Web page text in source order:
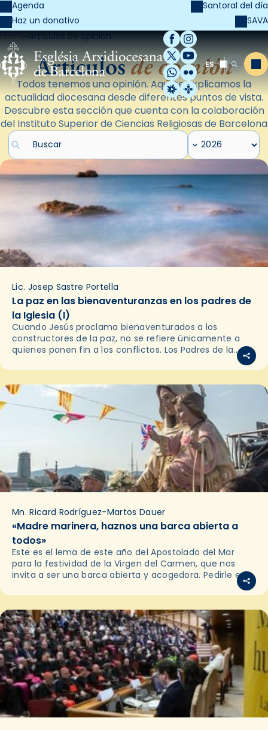
Agenda
Haz un donativo
Santoral del día
SAVA
Facebook
Instagram
X / Twitter
YouTube
WhatsApp
Flickr
Radio Estel
Catalunya
ES Buscar
Home Artículos de opinión
Artículosde opinión
Todos tenemos una opinión. Aquí te explicamos la
actualidad diocesana desde diferentes puntos de vista.
Descubre esta sección que cuenta con la colaboración
del Instituto Superior de Ciencias Religiosas de Barcelona
Buscar artículos
Filtrar por año
Lic. Josep Sastre Portella
La paz en las bienaventuranzas en los padres de
la Iglesia (I)
Cuando Jesús proclama bienaventurados a los
constructores de la paz, no se refiere únicamente a
quienes ponen fin a los conflictos. Los Padres de la
Mn. Ricard Rodríguez-Martos Dauer
«Madre marinera, haznos una barca abierta a
todos»
Este es el lema de este año del Apostolado del Mar
para la festividad de la Virgen del Carmen, que nos
invita a ser una barca abierta y acogedora. Pedirle esto